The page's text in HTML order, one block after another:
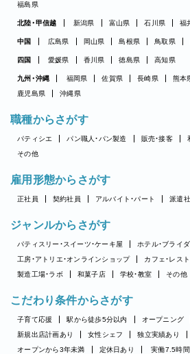
福島県
北陸・甲信越 新潟県 富山県 石川県 福
中国 広島県 岡山県 島根県 鳥取県
四国 愛媛県 香川県 徳島県 高知県
九州・沖縄 福岡県 佐賀県 長崎県 熊本
鹿児島県
沖縄県
職種からさがす
パティシエ パン職人・パン製造 販売・接客
その他
雇用形態からさがす
正社員 契約社員 アルバイト・パート 派遣
ジャンルからさがす
パティスリー・スイーツ・ケーキ屋
ホテル・ブライ
工房・アトリエ・オンラインショップ
カフェ・レス
製造工場・ラボ
和菓子店 学校・教室 その他
こだわり条件からさがす
子育て応援 駅から徒歩5分以内 オープニング
新規出店計画あり
女性シェフ 独立実績あり
オープンから3年未満
定休日あり 実働7.5時間